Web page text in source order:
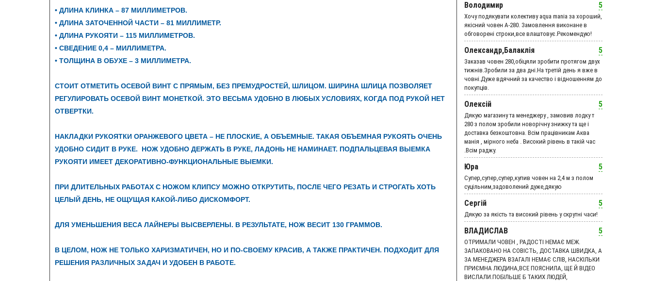
• ДЛИНА КЛИНКА – 87 МИЛЛИМЕТРОВ.
• ДЛИНА ЗАТОЧЕННОЙ ЧАСТИ – 81 МИЛЛИМЕТР.
• ДЛИНА РУКОЯТИ – 115 МИЛЛИМЕТРОВ.
• СВЕДЕНИЕ 0,4 – МИЛЛИМЕТРА.
• ТОЛЩИНА В ОБУХЕ – 3 МИЛЛИМЕТРА.
СТОИТ ОТМЕТИТЬ ОСЕВОЙ ВИНТ С ПРЯМЫМ, БЕЗ ПРЕМУДРОСТЕЙ, ШЛИЦОМ. ШИРИНА ШЛИЦА ПОЗВОЛЯЕТ
РЕГУЛИРОВАТЬ ОСЕВОЙ ВИНТ МОНЕТКОЙ. ЭТО ВЕСЬМА УДОБНО В ЛЮБЫХ УСЛОВИЯХ, КОГДА ПОД РУКОЙ НЕТ
ОТВЕРТКИ.
НАКЛАДКИ РУКОЯТКИ ОРАНЖЕВОГО ЦВЕТА – НЕ ПЛОСКИЕ, А ОБЪЕМНЫЕ. ТАКАЯ ОБЪЕМНАЯ РУКОЯТЬ ОЧЕНЬ
УДОБНО СИДИТ В РУКЕ. НОЖ УДОБНО ДЕРЖАТЬ В РУКЕ, ЛАДОНЬ НЕ НАМИНАЕТ. ПОДПАЛЬЦЕВАЯ ВЫЕМКА
РУКОЯТИ ИМЕЕТ ДЕКОРАТИВНО-ФУНКЦИОНАЛЬНЫЕ ВЫЕМКИ.
ПРИ ДЛИТЕЛЬНЫХ РАБОТАХ С НОЖОМ КЛИПСУ МОЖНО ОТКРУТИТЬ, ПОСЛЕ ЧЕГО РЕЗАТЬ И СТРОГАТЬ ХОТЬ
ЦЕЛЫЙ ДЕНЬ, НЕ ОЩУЩАЯ КАКОЙ-ЛИБО ДИСКОМФОРТ.
ДЛЯ УМЕНЬШЕНИЯ ВЕСА ЛАЙНЕРЫ ВЫСВЕРЛЕНЫ. В РЕЗУЛЬТАТЕ, НОЖ ВЕСИТ 130 ГРАММОВ.
В ЦЕЛОМ, НОЖ НЕ ТОЛЬКО ХАРИЗМАТИЧЕН, НО И ПО-СВОЕМУ КРАСИВ, А ТАКЖЕ ПРАКТИЧЕН. ПОДХОДИТ ДЛЯ
РЕШЕНИЯ РАЗЛИЧНЫХ ЗАДАЧ И УДОБЕН В РАБОТЕ.
Володимир 5
Хочу подякувати колективу aqua mania за хороший,
якісний човен А-280. Замовлення виконане в
обговорені строки,все влаштовує.Рекомендую!
Олександр,Балаклія 5
Заказав човен 280,обіцяли зробити протягом двух
тижнів.Зробили за два дні.На третій день я вже в
човні.Дуже вдячний за качество і відношенням до
покупців.
Олексій 5
Дякую магазину та менеджеру , замовив лодку т
280 з полом зробили новорічну знижку та ще і
доставка безкоштовна. Всім працівникам Аква
манія , мірного неба . Високий рівень в такій час
.Всім раджу.
Юра 5
Супер,супер,супер,купив човен на 2,4 м з полом
суцільним,задоволений дуже,дякую
Сергій 5
Дякую за якість та високий рівень у скрутні часи!
ВЛАДИСЛАВ 5
ОТРИМАЛИ ЧОВЕН , РАДОСТІ НЕМАЄ МЕЖ.
ЗАПАКОВАНО НА СОВІСТЬ, ДОСТАВКА ШВИДКА, А
ЗА МЕНЕДЖЕРА ВЗАГАЛІ НЕМАЄ СЛІВ, НАСКІЛЬКИ
ПРИЄМНА ЛЮДИНА,ВСЕ ПОЯСНИЛА, ЩЕ Й ВІДЕО
ВИСЛАЛИ.ПОБІЛЬШЕ Б ТАКИХ ЛЮДЕЙ,